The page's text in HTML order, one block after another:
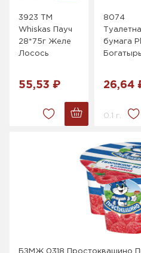
3923 ТМ
Whiskas Пауч
28*75г Желе
Лосось
55,53 ₽
8074
бумага
Богатырь
26,64
0.1 г.
БЗМЖ 0318 Простоквашино